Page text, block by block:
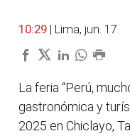
10:29 | Lima, jun. 17.
La feria “Perú,
gastronómica y
2025 en Chiclayo,